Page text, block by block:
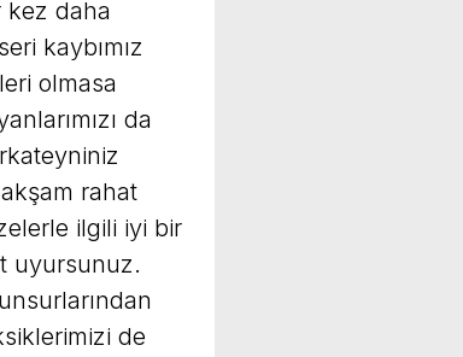
daha
kaybımız
olmasa
da
rahat
ilgili iyi bir
uyursunuz.
de